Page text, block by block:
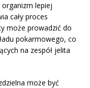
lepiej
cały proces
może prowadzić do
pokarmowego, co
na zespół jelita
może być